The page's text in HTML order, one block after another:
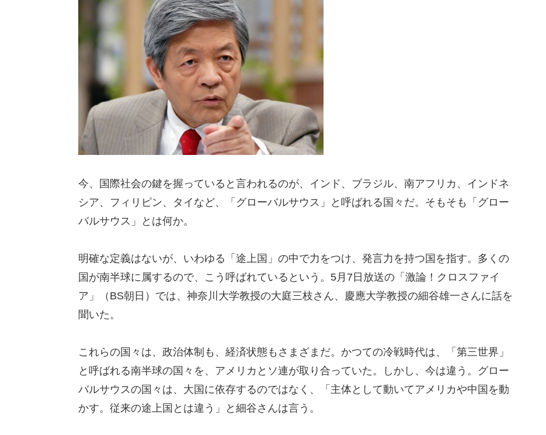
今、国際社会の鍵を握っていると言われるのが、インド、ブラジル、南アフリカ、インドネ
シア、フィリピン、タイなど、「グローバルサウス」と呼ばれる国々だ。そもそも「グロー
バルサウス」とは何か。
明確な定義はないが、いわゆる「途上国」の中で力をつけ、発言力を持つ国を指す。多くの
国が南半球に属するので、こう呼ばれているという。5月7日放送の「激論！クロスファイ
ア」（BS朝日）では、神奈川大学教授の大庭三枝さん、慶應大学教授の細谷雄一さんに話を
聞いた。
これらの国々は、政治体制も、経済状態もさまざまだ。かつての冷戦時代は、「第三世界」
と呼ばれる南半球の国々を、アメリカとソ連が取り合っていた。しかし、今は違う。グロー
バルサウスの国々は、大国に依存するのではなく、「主体として動いてアメリカや中国を動
かす。従来の途上国とは違う」と細谷さんは言う。